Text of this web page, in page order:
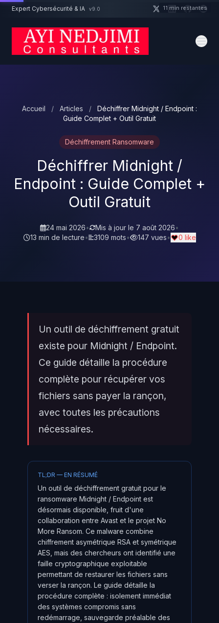
Aller au contenu principal
Expert Cybersécurité & IA v9.0
Accueil / Articles /
Déchiffrer Midnight / Endpoint :
Guide Complet + Outil Gratuit
Déchiffrement Ransomware
Déchiffrer Midnight /
Endpoint : Guide Complet +
Outil Gratuit
24 mai 2026• Mis à jour le 7 août 2026•
13 min de lecture• 3109 mots• 147 vues• 0 like
Un outil de déchiffrement gratuit
existe pour Midnight / Endpoint.
Ce guide détaille la procédure
complète pour récupérer vos
fichiers sans payer la rançon,
avec toutes les précautions
nécessaires.
TL;DR — EN RÉSUMÉ
Un outil de déchiffrement gratuit pour le
ransomware Midnight / Endpoint est
désormais disponible, fruit d'une
collaboration entre Avast et le projet No
More Ransom. Ce malware combine
chiffrement asymétrique RSA et symétrique
AES, mais des chercheurs ont identifié une
faille cryptographique exploitable
permettant de restaurer les fichiers sans
verser la rançon. Le guide détaille la
procédure complète : isolement immédiat
des systèmes compromis sans
redémarrage, sauvegarde préalable des
Un projet cybersécurité ? 11 min restantes